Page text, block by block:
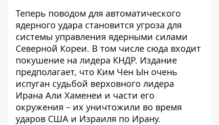
Теперь поводом для автоматического
ядерного удара становится угроза для
системы управления ядерными силами
Северной Кореи. В том числе сюда входит
покушение на лидера КНДР. Издание
предполагает, что Ким Чен Ын очень
испуган судьбой верховного лидера
Ирана Али Хаменеи и части его
окружения – их уничтожили во время
ударов США и Израиля по Ирану.